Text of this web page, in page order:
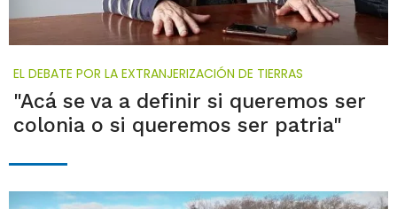
EL DEBATE POR LA EXTRANJERIZACIÓN DE TIERRAS
"Acá se va a definir si queremos ser
colonia o si queremos ser patria"